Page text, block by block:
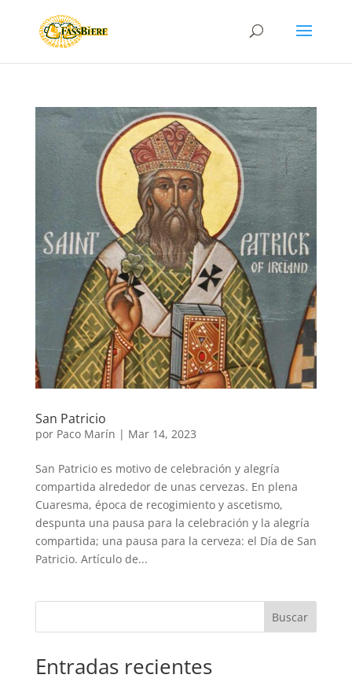
San Patricio
por Paco Marín | Mar 14, 2023
San Patricio es motivo de celebración y alegría
compartida alrededor de unas cervezas. En plena
Cuaresma, época de recogimiento y ascetismo,
despunta una pausa para la celebración y la alegría
compartida; una pausa para la cerveza: el Día de San
Patricio. Artículo de...
Buscar
Entradas recientes